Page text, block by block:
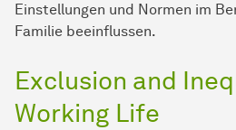
Einstellungen und Normen im
Familie beeinflussen.
Exclusion and
Working Life